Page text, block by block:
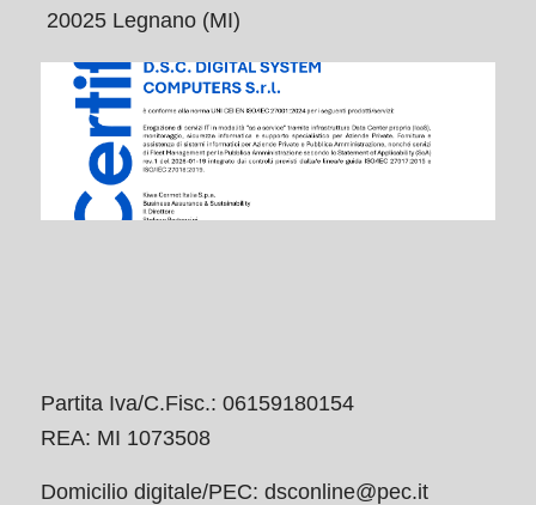
20025 Legnano (MI)
Partita Iva/C.Fisc.: 06159180154
REA: MI 1073508
Domicilio digitale/PEC: dsconline@pec.it